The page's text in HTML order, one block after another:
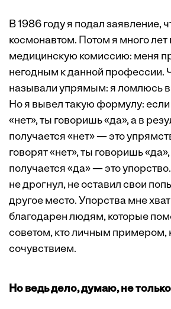
В 1986 году я подал заявление,
космонавтом. Потом я много лет
медицинскую комиссию: меня
негодным к данной профессии.
называли упрямым: я ломлюсь
Но я вывел такую формулу: если
«нет», ты говоришь «да», а в
получается «нет» — это
говорят «нет», ты говоришь «да»,
получается «да» — это
не дрогнул, не оставил свои
другое место. Упорства мне
благодарен людям, которые
советом, кто личным примером,
сочувствием.
Но ведь дело, думаю, не